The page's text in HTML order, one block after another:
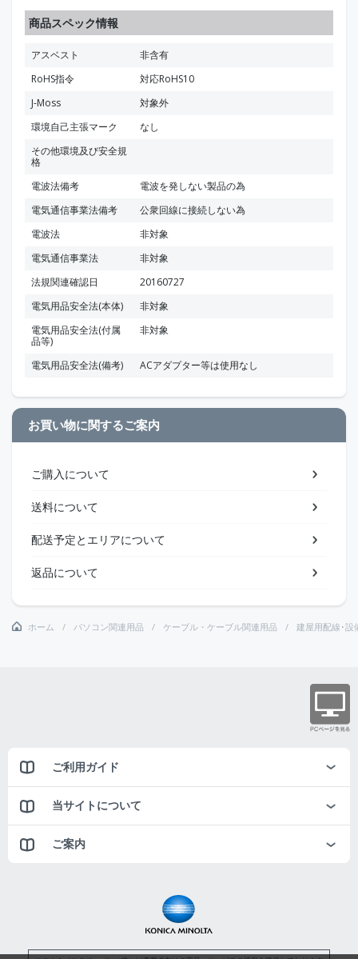
商品スペック情報
アスベスト
非含有
RoHS指令
対応RoHS10
J-Moss
対象外
環境自己主張マーク
なし
その他環境及び安全規
格
電波法備考
電波を発しない製品の為
電気通信事業法備考
公衆回線に接続しない為
電波法
非対象
電気通信事業法
非対象
法規関連確認日
20160727
電気用品安全法(本体)
非対象
電気用品安全法(付属
品等)
非対象
電気用品安全法(備考) ACアダプター等は使用なし
お買い物に関するご案内
ご購入について
送料について
配送予定とエリアについて
返品について
ホーム パソコン関連用品 ケーブル・ケーブル関連用品 建屋用配線･設
ご利用ガイド
当サイトについて
ご案内